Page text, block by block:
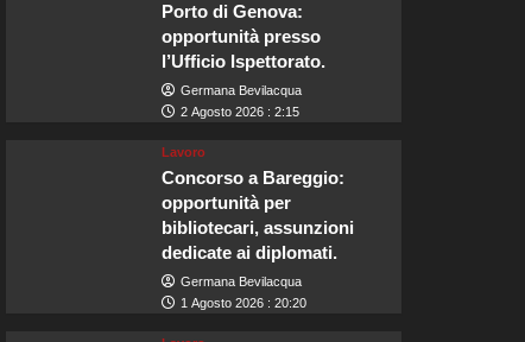
Porto di Genova:
opportunità presso
l’Ufficio Ispettorato.
Germana Bevilacqua
2 Agosto 2026 : 2:15
Lavoro
Concorso a Bareggio:
opportunità per
bibliotecari, assunzioni
dedicate ai diplomati.
Germana Bevilacqua
1 Agosto 2026 : 20:20